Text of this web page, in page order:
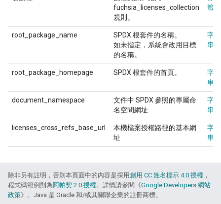
fuchsia_licenses_collection
規則。
籤
root_package_name
SPDX 根套件的名稱。
如未指定，系統會改用目標
的名稱。
字
串
root_package_homepage SPDX 根套件的首頁。
字
串
document_namespace
文件中 SPDX 參照的專屬命
名空間網址
字
串
licenses_cross_refs_base_url
本機檔案授權路徑的基本網
址
字
串
除非另有註明，否則本頁面中的內容是採用創用 CC 姓名標示 4.0 授權 ，
程式碼範例則為阿帕契 2.0 授權。詳情請參閱《Google Developers 網站
政策》。Java 是 Oracle 和/或其關聯企業的註冊商標。